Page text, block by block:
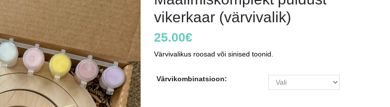
vikerkaar (värvivalik)
25.00€
Värvivalikus roosad või sinised toonid.
Värvikombinatsioon: